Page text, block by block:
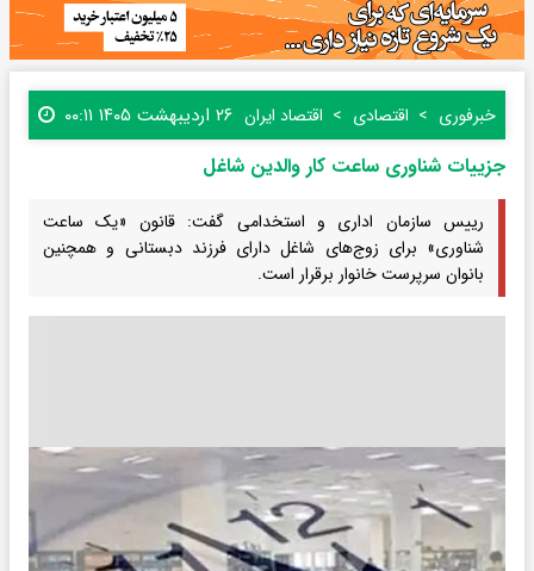
خبرفوری اقتصادی اقتصاد ایران ۲۶ اردیبهشت ۱۴۰۵ ۰۰:۱۱
جزییات شناوری ساعت کار والدین شاغل
رییس سازمان اداری و استخدامی گفت: قانون «یک ساعت
شناوری» برای زوج‌های شاغل دارای فرزند دبستانی و همچنین
بانوان سرپرست خانوار برقرار است.